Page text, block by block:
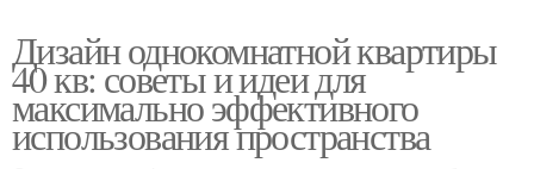
Дизайн однокомнатной квартиры
40 кв: советы и идеи для
максимально эффективного
использования пространства